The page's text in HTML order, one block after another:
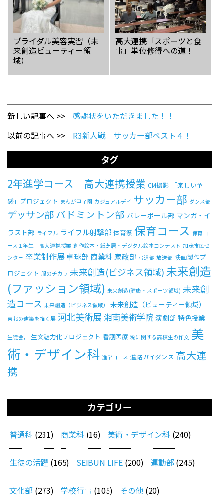
ブライダル美容実習（未
来創造ビューティー領
域）
高大連携「スポーツと食
事」単位修得への道！
新しい記事へ >> 感謝状をいただきました！！
以前の記事へ >> R3新人戦 サッカー部ベスト４！
タグ
2年進学コース 高大連携授業 CM撮影
「楽しい予
感」プロジェクト まんが甲子園 カジュアルデイ サッカー部 ダンス部
デッサン部バドミントン部 バレーボール部 マンガ・イ
ラスト部 ライフル ライフル射撃部 体育祭 保育コース 保育コ
ース１年生 高大連携授業 創作絵本・紙芝居・デジタル絵本コンテスト 加茂市民セ
ンター 卒業制作展卓球部 商業科 家政部 弓道部 放送部 映画製作プ
ロジェクト 服のチカラ 未来創造(ビジネス領域)未来創造
(ファッション領域) 未来創造(健康・スポーツ領域) 未来創
造コース 未来創造（ビジネス領域） 未来創造（ビューティー領域）
東北の建築を描く展 河北美術展 湘南美術学院 演劇部 特色授業
生徒会， 生文魅力化プロジェクト 看護医療 税に関する高校生の作文 美
術・デザイン科 進学コース 進路ガイダンス 高大連
携
カテゴリー
普通科 (231) 商業科 (16) 美術・デザイン科 (240)
生徒の活躍 (165) SEIBUN LIFE (200) 運動部 (245)
文化部 (273) 学校行事 (105) その他 (20)